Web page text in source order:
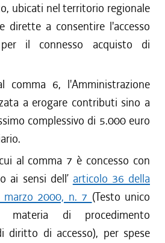
ubicati nel territorio regionale
dirette a consentire l'accesso
il connesso acquisto di
6, l'Amministrazione
a erogare contributi sino a
complessivo di 5.000 euro
al comma 7 è concesso con
ai sensi dell’ articolo 36 della
2000, n. 7 (Testo unico
di procedimento
diritto di accesso), per spese